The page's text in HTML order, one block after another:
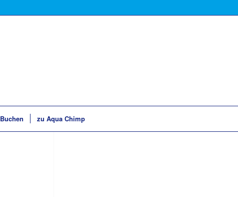
Buchen zu Aqua Chimp